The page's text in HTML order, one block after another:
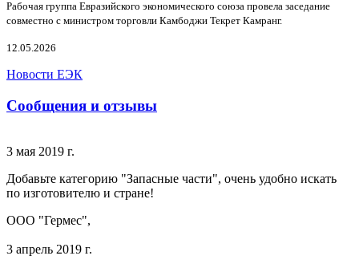
Рабочая группа Евразийского экономического союза провела заседание
совместно с министром торговли Камбоджи Текрет Камранг.
12.05.2026
Новости ЕЭК
Сообщения и отзывы
3 мая 2019 г.
Добавьте категорию "Запасные части", очень удобно искать
по изготовителю и стране!
ООО "Гермес",
3 апрель 2019 г.